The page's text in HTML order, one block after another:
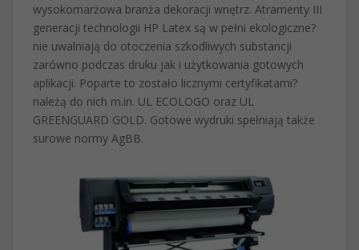
wysokomarżowa branża dekoracji wnętrz. Atramenty III
generacji technologii HP Latex są w pełni ekologiczne?
nie uwalniają do otoczenia szkodliwych substancji
zarówno podczas druku jak i użytkowania gotowych
aplikacji. Poparte to zostało licznymi certyfikatami?
należą do nich m.in. UL ECOLOGO oraz UL
GREENGUARD GOLD. Gotowe wydruki spełniają także
surowe normy AgBB.